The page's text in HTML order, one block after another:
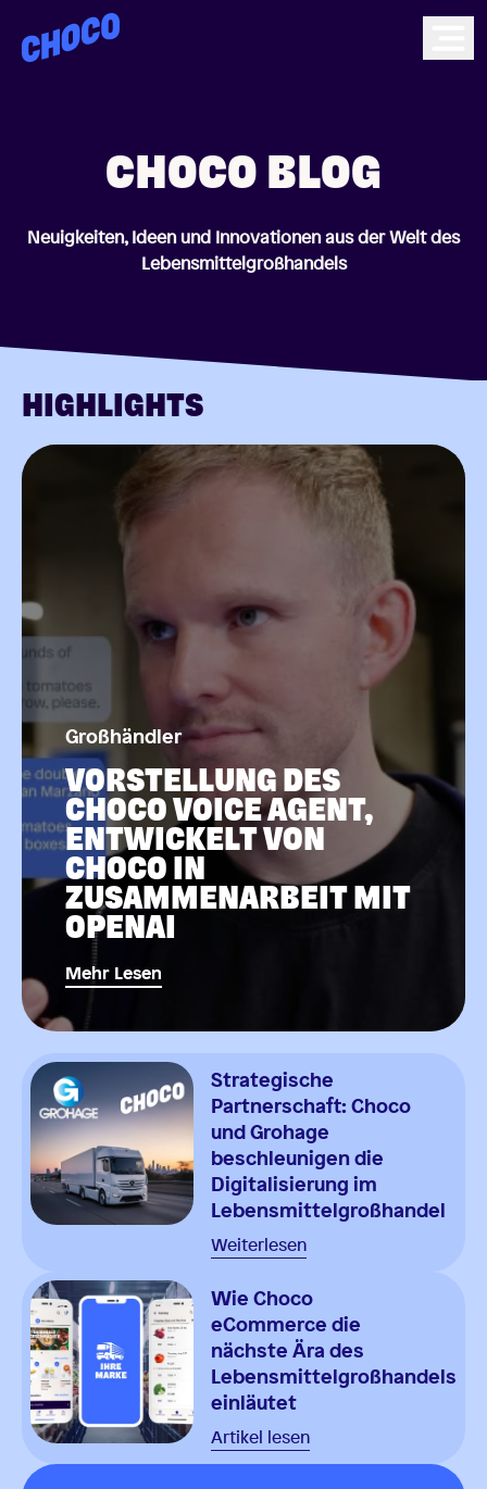
Choco
CHOCO BLOG
Neuigkeiten, Ideen und Innovationen aus der Welt des
Lebensmittelgroßhandels
HIGHLIGHTS
Großhändler
VORSTELLUNG DES
CHOCO VOICE AGENT,
ENTWICKELT VON
CHOCO IN
ZUSAMMENARBEIT MIT
OPENAI
Mehr Lesen
Strategische
Partnerschaft: Choco
und Grohage
beschleunigen die
Digitalisierung im
Lebensmittelgroßhandel
Weiterlesen
Wie Choco
eCommerce die
nächste Ära des
Lebensmittelgroßhandels
einläutet
Artikel lesen